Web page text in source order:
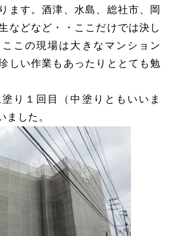
ます。酒津、水島、総社市、岡
などなど・・ここだけでは決し
この現場は大きなマンション
しい作業もあったりととても勉
り１回目（中塗りともいいま
ました。